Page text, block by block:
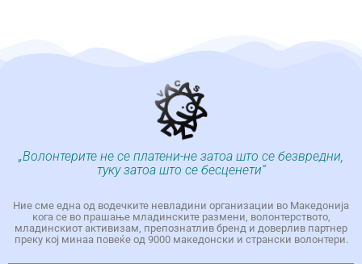
„Волонтерите не се платени-не затоа што се безвредни,
туку затоа што се бесценети“
Ние сме една од водечките невладини организации во Македонија
кога се во прашање младинските размени, волонтерството,
младинскиот активизам, препознатлив бренд и доверлив партнер
преку кој минаа повеќе од 9000 македонски и странски волонтери.